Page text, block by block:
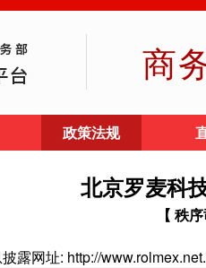
商
政策法规
北京罗麦科
【 秩
露网址: http://